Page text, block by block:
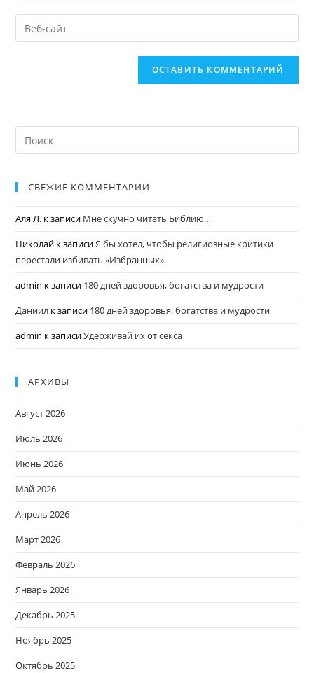
СВЕЖИЕ КОММЕНТАРИИ
Аля Л. к записи Мне скучно читать Библию…
Николай к записиЯ бы хотел, чтобы религиозные критики
перестали избивать «Избранных».
admin к записи 180 дней здоровья, богатства и мудрости
Даниил к записи 180 дней здоровья, богатства и мудрости
admin к записиУдерживай их от секса
АРХИВЫ
Август 2026
Июль 2026
Июнь 2026
Май 2026
Апрель 2026
Март 2026
Февраль 2026
Январь 2026
Декабрь 2025
Ноябрь 2025
Октябрь 2025